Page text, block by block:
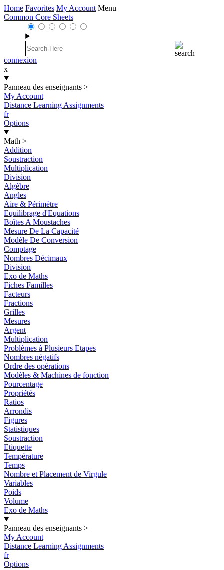
Home Favorites My Account Menu
Common Core Sheets
connexion
x
Panneau des enseignants >
My Account
Distance Learning Assignments
fr
Options
Math >
Addition
Soustraction
Multiplication
Division
Algèbre
Angles
Aire & Périmètre
Equilibrage d'Equations
Boîtes A Moustaches
Mesure De La Capacité
Modèle De Conversion
Comptage
Nombres Décimaux
Division
Exo de Maths
Fiches Familles
Facteurs
Fractions
Grilles
Mesures
Argent
Multiplication
Problèmes à Plusieurs Etapes
Nombres négatifs
Ordre des opérations
Modèles & Machines de fonction
Pourcentage
Propriétés
Ratios
Arrondis
Figures
Statistiques
Soustraction
Etiquette
Température
Temps
Nombre et Placement de Virgule
Variables
Poids
Volume
Exo de Maths
Panneau des enseignants >
My Account
Distance Learning Assignments
fr
Options